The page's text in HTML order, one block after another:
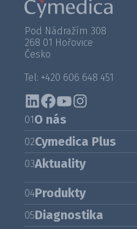
Pod Nádražím 308
268 01 Hořovice
Česko
Tel: +420 606 648 451
01O nás
02Cymedica Plus
03Aktuality
04Produkty
05Diagnostika